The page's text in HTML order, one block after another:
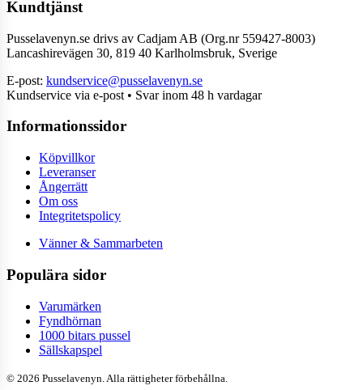
Kundtjänst
Pusselavenyn.se drivs av Cadjam AB (Org.nr 559427-8003)
Lancashirevägen 30, 819 40 Karlholmsbruk, Sverige
E-post: kundservice@pusselavenyn.se
Kundservice via e-post • Svar inom 48 h vardagar
Informationssidor
Köpvillkor
Leveranser
Ångerrätt
Om oss
Integritetspolicy
Vänner & Sammarbeten
Populära sidor
Varumärken
Fyndhörnan
1000 bitars pussel
Sällskapspel
© 2026 Pusselavenyn. Alla rättigheter förbehållna.